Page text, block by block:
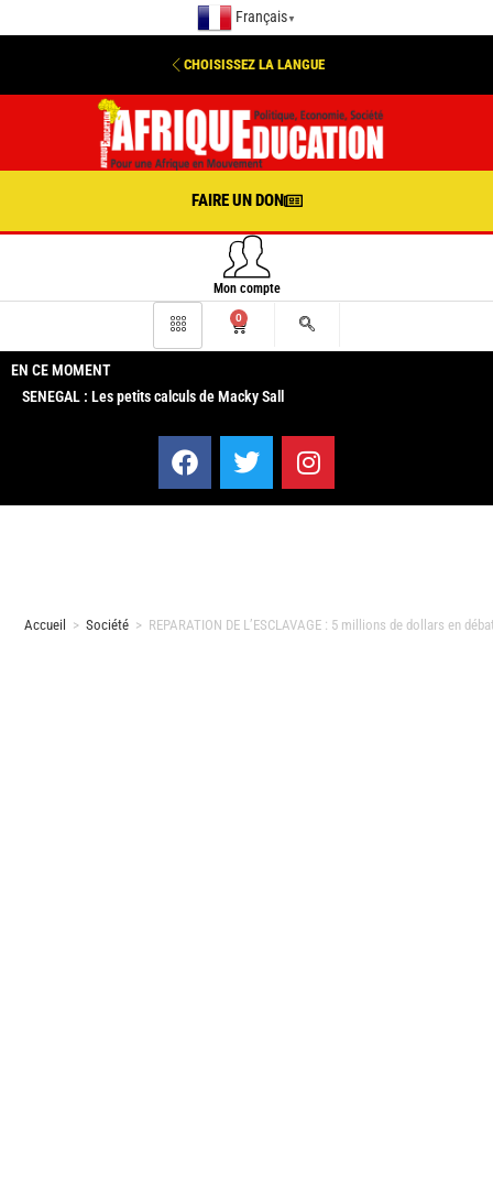
Français ▼
CHOISISSEZ LA LANGUE
FAIRE UN DON
Mon compte
0
EN CE MOMENT
SENEGAL : Les petits calculs de Macky Sall
Accueil > Société > REPARATION DE L’ESCLAVAGE : 5 millions de dollars en